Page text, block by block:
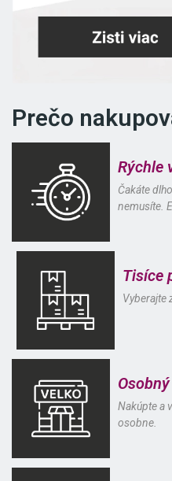
Prečo
Rýchle
Čakáte
nemusíte.
Tisíce
Vyberajte
Nakúpte a
osobne.